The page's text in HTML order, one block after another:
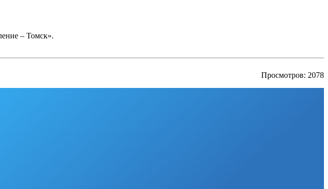
– Томск».
Просмотров: 2078